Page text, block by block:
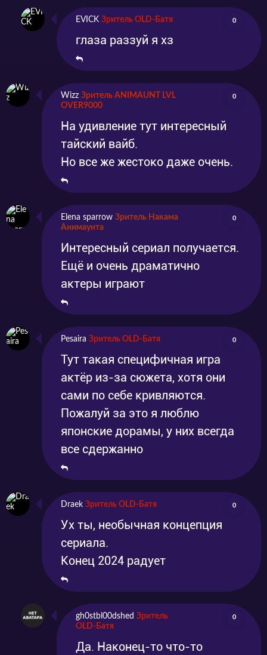
EVICK Зритель OLD-Батя 0
глаза раззуй я хз
Wizz Зритель ANIMAUNT LVL
OVER9000
0
На удивление тут интересный
тайский вайб.
Но все же жестоко даже очень.
Elena sparrow Зритель Накама
Анимаунта
0
Интересный сериал получается.
Ещё и очень драматично
актеры играют
Pesaira Зритель OLD-Батя 0
Тут такая специфичная игра
актёр из-за сюжета, хотя они
сами по себе кривляются.
Пожалуй за это я люблю
японские дорамы, у них всегда
все сдержанно
Draek Зритель OLD-Батя 0
Ух ты, необычная концепция
сериала.
Конец 2024 радует
gh0stbl00dshed Зритель
OLD-Батя
0
Да. Наконец-то что-то